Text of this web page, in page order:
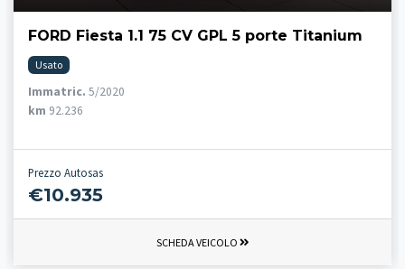
FORD Fiesta 1.1 75 CV GPL 5 porte Titanium
Usato
Immatric. 5/2020
km 92.236
Prezzo Autosas
€10.935
SCHEDA VEICOLO